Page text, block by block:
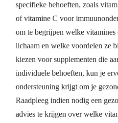
specifieke behoeften, zoals
of vitamine C voor
om te begrijpen welke
lichaam en welke voordelen ze
kiezen voor supplementen die
individuele behoeften, kun je
ondersteuning krijgt om je
Raadpleeg indien nodig een
advies te krijgen over welke